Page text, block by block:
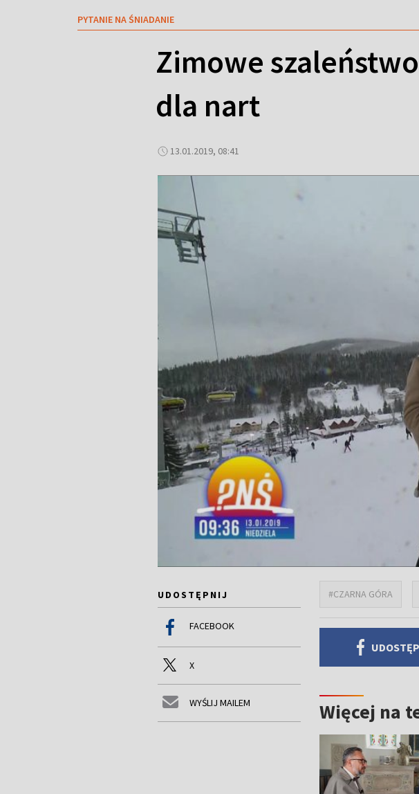
PYTANIE NA ŚNIADANIE
Zimowe
dla nart
13.01.2019, 08:41
UDOSTĘPNIJ
FACEBOOK
X
WYŚLIJ MAILEM
#CZARNA GÓRA
Więcej na